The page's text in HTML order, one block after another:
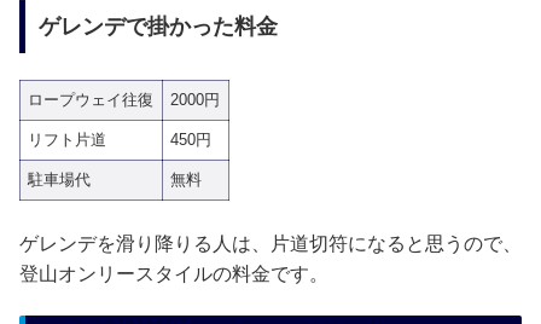
ゲレンデで掛かった料金
ロープウェイ往復 2000円
リフト片道 450円
駐車場代 無料
ゲレンデを滑り降りる人は、片道切符になると思うので、
登山オンリースタイルの料金です。